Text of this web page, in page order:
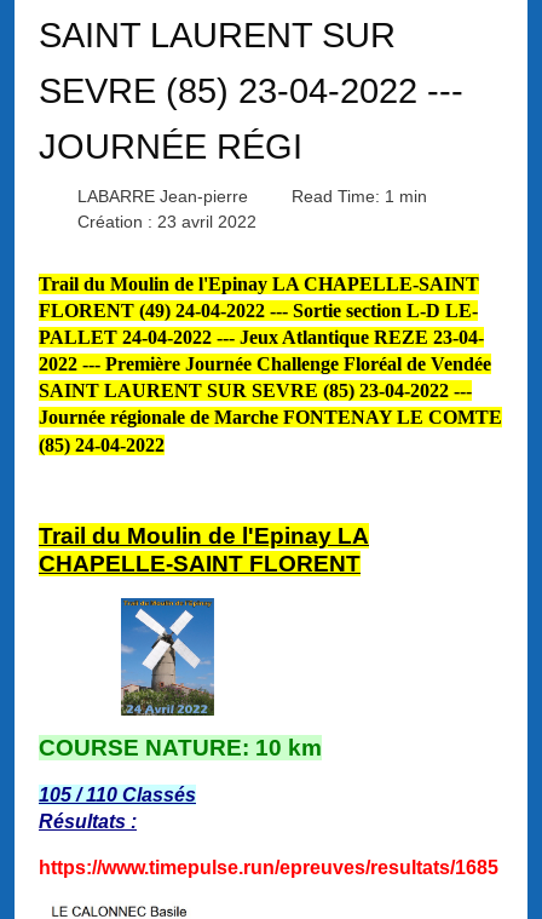
SAINT LAURENT SUR
SEVRE (85) 23-04-2022 ---
JOURNÉE RÉGI
LABARRE Jean-pierre
Read Time: 1 min
Création : 23 avril 2022
Trail du Moulin de l'Epinay LA CHAPELLE-SAINT
FLORENT (49) 24-04-2022 --- Sortie section L-D LE-
PALLET 24-04-2022 --- Jeux Atlantique REZE 23-04-
2022 --- Première Journée Challenge Floréal de Vendée
SAINT LAURENT SUR SEVRE (85) 23-04-2022 ---
Journée régionale de Marche FONTENAY LE COMTE
(85) 24-04-2022
Trail du Moulin de l'Epinay LA
CHAPELLE-SAINT FLORENT
COURSE NATURE: 10 km
105 / 110 Classés
Résultats :
https://www.timepulse.run/epreuves/resultats/1685